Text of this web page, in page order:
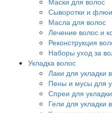
Сыворотки и
Масла для волос
Лечение волос и
Реконструкция
Наборы уход за
Укладка волос
Лаки для укладки
Пены и мусы для
Спреи для
Гели для укладки